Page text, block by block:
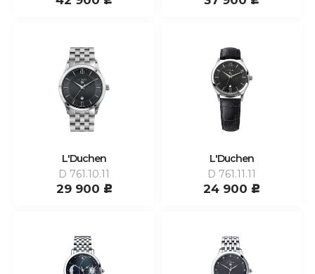
L'Duchen
D 761.10.11
29 900 c
L'Duchen
D 761.11.11
24 900 c